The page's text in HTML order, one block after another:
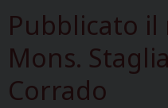
Pubblicato
Mons.
Corrado